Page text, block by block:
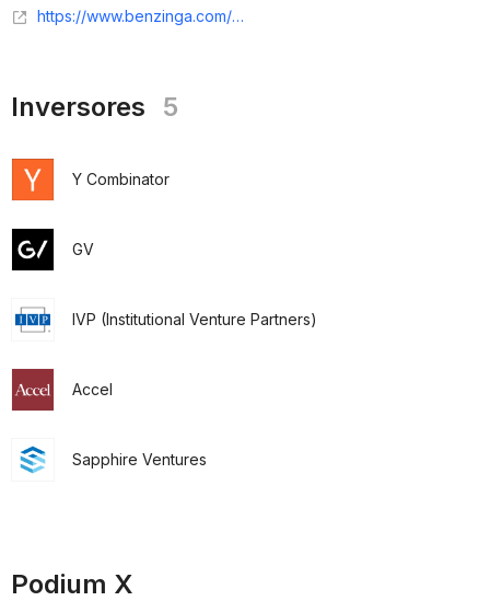
https://www.benzinga.com/pressreleases/21/10/n23421000/podium-appoints-former-shopify-executive-loren-padelford-as-chief-operating-officer
Inversores 5
Y Combinator
GV
IVP (Institutional Venture Partners)
Accel
Sapphire Ventures
Podium X